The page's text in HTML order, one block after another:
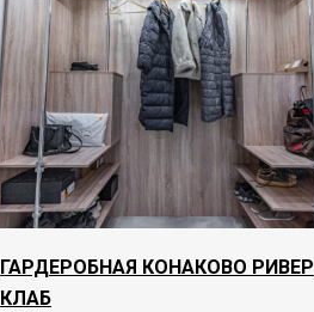
ГАРДЕРОБНАЯ КОНАКОВО РИВЕР
КЛАБ